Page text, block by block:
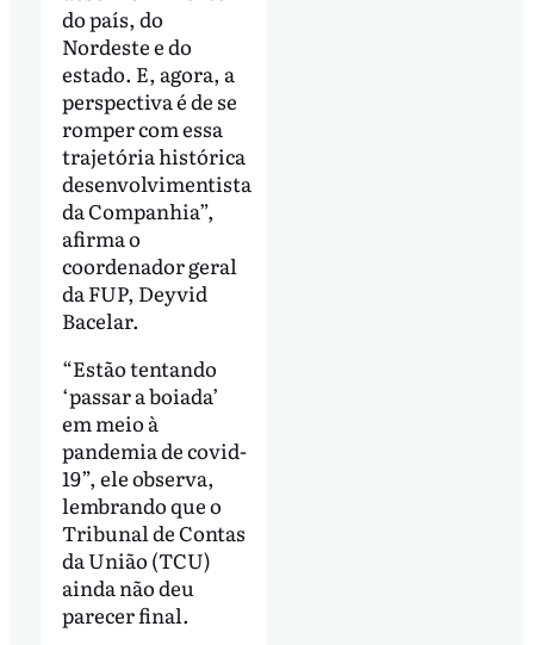
do país, do
Nordeste e do
estado. E, agora, a
perspectiva é de se
romper com essa
trajetória histórica
desenvolvimentista
da Companhia”,
afirma o
coordenador geral
da FUP, Deyvid
Bacelar.
“Estão tentando
‘passar a boiada’
em meio à
pandemia de covid-
19”, ele observa,
lembrando que o
Tribunal de Contas
da União (TCU)
ainda não deu
parecer final.